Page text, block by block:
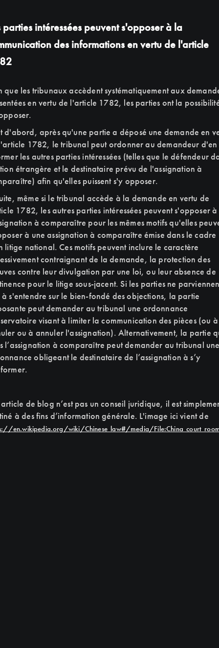
parties intéressées peuvent s'opposer à la
des informations en vertu de l'article
que les tribunaux accèdent systématiquement aux
en vertu de l'article 1782, les parties ont la
d'abord, après qu'une partie a déposé une demande en
1782, le tribunal peut ordonner au demandeur d'en
les autres parties intéressées (telles que le défendeur
étrangère et le destinataire prévu de l'assignation à
afin qu'elles puissent s'y opposer.
même si le tribunal accède à la demande en vertu de
1782, les autres parties intéressées peuvent s'opposer à
à comparaître pour les mêmes motifs qu'elles
à une assignation à comparaître émise dans le cadre
litige national. Ces motifs peuvent inclure le caractère
contraignant de la demande, la protection des
contre leur divulgation par une loi, ou leur absence de
pour le litige sous-jacent. Si les parties ne
à s'entendre sur le bien-fondé des objections, la partie
peut demander au tribunal une ordonnance
visant à limiter la communication des pièces (ou à
ou à annuler l'assignation). Alternativement, la partie
l’assignation à comparaître peut demander au tribunal
obligeant le destinataire de l’assignation à s’y
de blog n’est pas un conseil juridique, il est
à des fins d’information générale. L'image ici vient de
en.wikipedia.org/wiki/Chinese_law#/media/